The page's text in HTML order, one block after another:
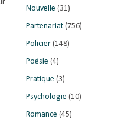
Nouvelle (31)
Partenariat (756)
Policier (148)
Poésie (4)
Pratique (3)
Psychologie (10)
Romance (45)